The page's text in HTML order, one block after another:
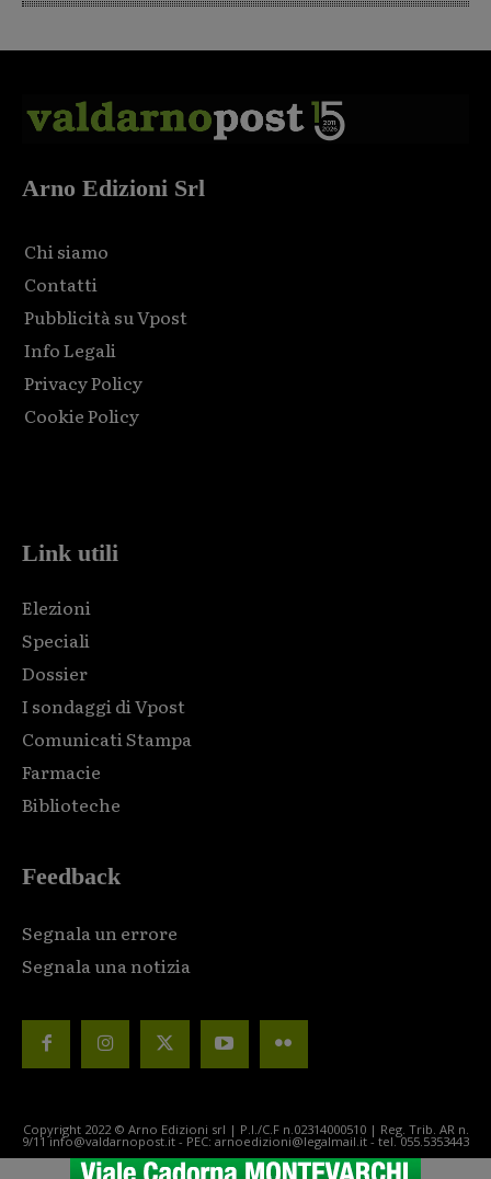
Arno Edizioni Srl
Chi siamo
Contatti
Pubblicità su Vpost
Info Legali
Privacy Policy
Cookie Policy
Link utili
Elezioni
Speciali
Dossier
I sondaggi di Vpost
Comunicati Stampa
Farmacie
Biblioteche
Feedback
Segnala un errore
Segnala una notizia
Copyright 2022 © Arno Edizioni srl | P.I./C.F n.02314000510 | Reg. Trib. AR n.
9/11 info@valdarnopost.it - PEC: arnoedizioni@legalmail.it - tel. 055.5353443